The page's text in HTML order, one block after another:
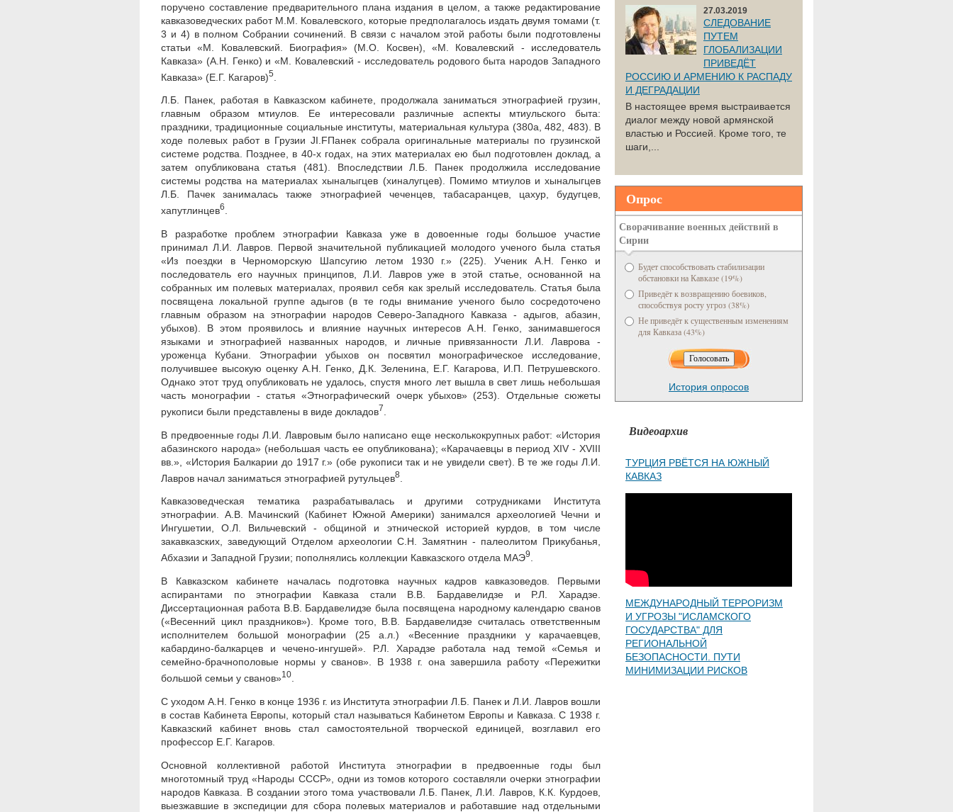
поручено составление предварительного плана издания в целом, а также редактирование
кавказоведческих работ М.М. Ковалевского, которые предполагалось издать двумя томами (т.
3 и 4) в полном Собрании сочинений. В связи с началом этой работы были подготовлены
статьи «М. Ковалевский. Биография» (М.О. Косвен), «М. Ковалевский - исследователь
Кавказа» (А.Н. Генко) и «М. Ковалевский - исследователь родового быта народов Западного
Кавказа» (Е.Г. Кагаров)5
Л.Б. Панек, работая в Кавказском кабинете, продолжала заниматься этнографией грузин,
главным образом мтиулов. Ее интересовали различные аспекты мтиульского быта:
праздники, традиционные социальные институты, материальная культура (380а, 482, 483). В
ходе полевых работ в Грузии JI.FПанек собрала оригинальные материалы по грузинской
системе родства. Позднее, в 40-х годах, на этих материалах ею был подготовлен доклад, а
затем опубликована статья (481). Впоследствии Л.Б. Панек продолжила исследование
системы родства на материалах хыналыгцев (хиналугцев). Помимо мтиулов и хыналыгцев
Л.Б. Пачек занималась также этнографией чеченцев, табасаранцев, цахур, будугцев,
хапутлинцев6
В разработке проблем этнографии Кавказа уже в довоенные годы большое участие
принимал Л.И. Лавров. Первой значительной публикацией молодого ученого была статья
«Из поездки в Черноморскую Шапсугию летом 1930 г.» (225). Ученик А.Н. Генко и
последователь его научных принципов, Л.И. Лавров уже в этой статье, основанной на
собранных им полевых материалах, проявил себя как зрелый исследователь. Статья была
посвящена локальной группе адыгов (в те годы внимание ученого было сосредоточено
главным образом на этнографии народов Северо-Западного Кавказа - адыгов, абазин,
убыхов). В этом проявилось и влияние научных интересов А.Н. Генко, занимавшегося
языками и этнографией названных народов, и личные привязанности Л.И. Лаврова -
уроженца Кубани. Этнографии убыхов он посвятил монографическое исследование,
получившее высокую оценку А.Н. Генко, Д.К. Зеленина, Е.Г. Кагарова, И.П. Петрушевского.
Однако этот труд опубликовать не удалось, спустя много лет вышла в свет лишь небольшая
часть монографии - статья «Этнографический очерк убыхов» (253). Отдельные сюжеты
рукописи были представлены в виде докладов7
В предвоенные годы Л.И. Лавровым было написано еще несколькокрупных работ: «История
абазинского народа» (небольшая часть ее опубликована); «Карачаевцы в период XIV - XVIII
вв.», «История Балкарии до 1917 г.» (обе рукописи так и не увидели свет). В те же годы Л.И.
Лавров начал заниматься этнографией рутульцев8
Кавказоведческая тематика разрабатывалась и другими сотрудниками Института
этнографии. А.В. Мачинский (Кабинет Южной Америки) занимался археологией Чечни и
Ингушетии, О.Л. Вильчевский - общиной и этнической историей курдов, в том числе
закавказских, заведующий Отделом археологии С.Н. Замятнин - палеолитом Прикубанья,
Абхазии и Западной Грузии; пополнялись коллекции Кавказского отдела МАЭ9
В Кавказском кабинете началась подготовка научных кадров кавказоведов. Первыми
аспирантами по этнографии Кавказа стали В.В. Бардавелидзе и Р.Л. Харадзе.
Диссертационная работа В.В. Бардавелидзе была посвящена народному календарю сванов
(«Весенний цикл праздников»). Кроме того, В.В. Бардавелидзе считалась ответственным
исполнителем большой монографии (25 а.л.) «Весенние праздники у карачаевцев,
кабардино-балкарцев и чечено-ингушей». Р.Л. Харадзе работала над темой «Семья и
семейно-брачнополовые нормы у сванов». В 1938 г. она завершила работу «Пережитки
большой семьи у сванов»10
С уходом А.Н. Генко в конце 1936 г. из Института этнографии Л.Б. Панек и Л.И. Лавров вошли
в состав Кабинета Европы, который стал называться Кабинетом Европы и Кавказа. С 1938 г.
Кавказский кабинет вновь стал самостоятельной творческой единицей, возглавил его
профессор Е.Г. Кагаров.
Основной коллективной работой Института этнографии в предвоенные годы был
многотомный труд «Народы СССР», одни из томов которого составляли очерки этнографии
народов Кавказа. В создании этого тома участвовали Л.Б. Панек, Л.И. Лавров, К.К. Курдоев,
выезжавшие в экспедиции для сбора полевых материалов и работавшие над отдельными
27.03.2019
СЛЕДОВАНИЕ
ПУТЕМ
ГЛОБАЛИЗАЦИИ
ПРИВЕДЁТ
РОССИЮ И АРМЕНИЮ К РАСПАДУ
И ДЕГРАДАЦИИ
В настоящее время выстраивается
диалог между новой армянской
властью и Россией. Кроме того, те
шаги,...
Опрос
Сворачивание военных действий в
Сирии
Будет способствовать стабилизации
обстановки на Кавказе (19%)
Приведёт к возвращению боевиков,
способствуя росту угроз (38%)
Не приведёт к существенным изменениям
для Кавказа (43%)
История опросов
Видеоархив
ТУРЦИЯ РВЁТСЯ НА ЮЖНЫЙ
КАВКАЗ
МЕЖДУНАРОДНЫЙ ТЕРРОРИЗМ
И УГРОЗЫ "ИСЛАМСКОГО
ГОСУДАРСТВА" ДЛЯ
РЕГИОНАЛЬНОЙ
БЕЗОПАСНОСТИ. ПУТИ
МИНИМИЗАЦИИ РИСКОВ